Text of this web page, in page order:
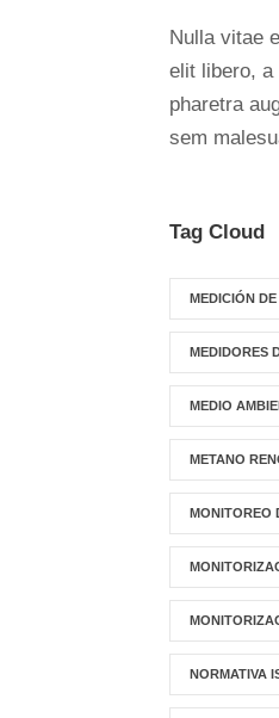
Nulla vitae
elit libero, a
pharetra
sem
Tag Cloud
MEDICIÓN
MEDIDORES
MEDIO
METANO
MONITOREO
NORMATIVA